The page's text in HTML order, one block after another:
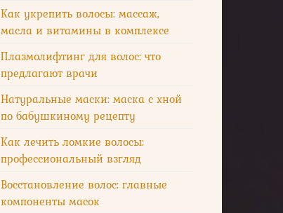
Как укрепить волосы: массаж,
масла и витамины в комплексе
Плазмолифтинг для волос: что
предлагают врачи
Натуральные маски: маска с хной
по бабушкиному рецепту
Как лечить ломкие волосы:
профессиональный взгляд
Восстановление волос: главные
компоненты масок